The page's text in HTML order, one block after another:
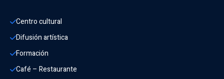
Centro cultural
Difusión artística
Formación
Café – Restaurante